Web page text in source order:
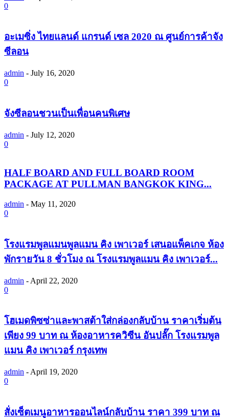
0
อะเมซิ่ง ไทยแลนด์ แกรนด์ เซล 2020 ณ ศูนย์การค้าจัง
ซีลอน
admin - July 16, 2020
0
จังซีลอนชวนเป็นเพื่อนคนพิเศษ
admin - July 12, 2020
0
HALF BOARD AND FULL BOARD ROOM
PACKAGE AT PULLMAN BANGKOK KING...
admin - May 11, 2020
0
โรงแรมพูลแมนพูลแมน คิง เพาเวอร์ เสนอแพ็คเกจ ห้อง
พักรายวัน 8 ชั่วโมง ณ โรงแรมพูลแมน คิง เพาเวอร์...
admin - April 22, 2020
0
โฮเมดพิซซ่าและพาสต้าใส่กล่องกลับบ้าน ราคาเริ่มต้น
เพียง 99 บาท ณ ห้องอาหารควิซีน อันปลั๊ก โรงแรมพูล
แมน คิง เพาเวอร์ กรุงเทพ
admin - April 19, 2020
0
สั่งเซ็ตเมนูอาหารออนไลน์กลับบ้าน ราคา 399 บาท ณ